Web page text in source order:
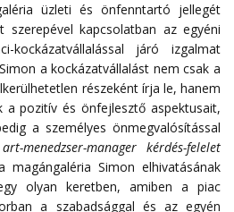
üzleti és önfenntartó jellegét
kapcsolatban az egyéni
kockázatvállalással járó izgalmat
a kockázatvállalást nem csak a
részeként írja le, hanem
a pozitív és önfejlesztő aspektusait,
a személyes önmegvalósítással
art-menedzser-manager kérdés-felelet
magángaléria Simon elhivatásának
olyan keretben, amiben a piac
a szabadsággal és az egyén